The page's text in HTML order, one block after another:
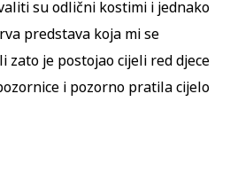
su odlični kostimi i jednako
predstava koja mi se
zato je postojao cijeli red djece
i pozorno pratila cijelo